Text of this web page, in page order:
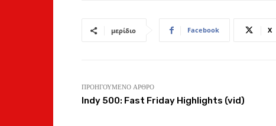
μερίδιο Facebook X
ΠΡΟΗΓΟΎΜΕΝΟ ΆΡΘΡΟ
Indy 500: Fast Friday Highlights (vid)